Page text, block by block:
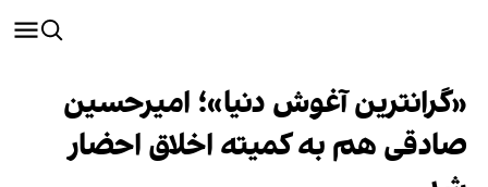
«گرانترین آغوش دنیا»؛ امیرحسین
صادقی هم به کمیته اخلاق احضار